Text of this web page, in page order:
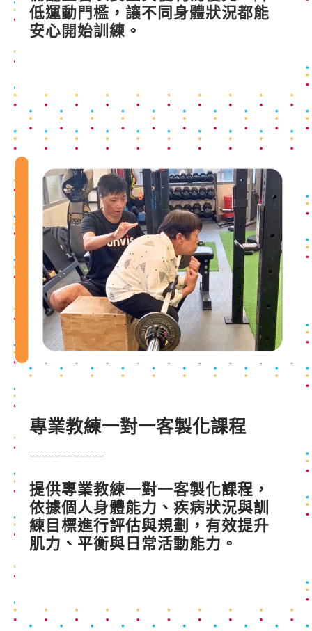
低運動門檻，讓不同身體狀況都能
安心開始訓練。
專業教練一對一客製化課程
提供專業教練一對一客製化課程，
依據個人身體能力、疾病狀況與訓
練目標進行評估與規劃，有效提升
肌力、平衡與日常活動能力。